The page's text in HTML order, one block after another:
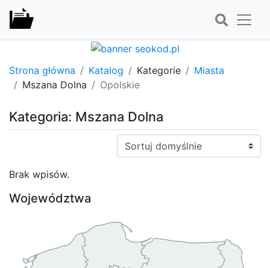
Strona główna Katalog Kategorie
Miasta
Mszana Dolna
Opolskie
Kategoria: Mszana Dolna
Sortuj:
Brak wpisów.
Województwa